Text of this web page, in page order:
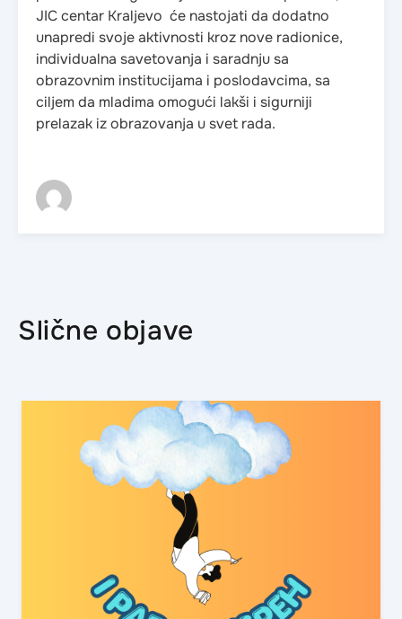
JIC centar Kraljevo će nastojati da dodatno
unapredi svoje aktivnosti kroz nove radionice,
individualna savetovanja i saradnju sa
obrazovnim institucijama i poslodavcima, sa
ciljem da mladima omogući lakši i sigurniji
prelazak iz obrazovanja u svet rada.
Slične objave